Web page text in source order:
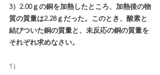
3）2.00ｇの銅を加熱したところ、加熱後の物
質の質量は2.28ｇだった。このとき、酸素と
結びついた銅の質量と、未反応の銅の質量を
それぞれ求めなさい。
1）